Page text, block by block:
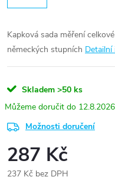
Kapková sada měření
německých stupních
Skladem >50 ks
12.8.2026
Možnosti doručení
287 Kč
237 Kč bez DPH